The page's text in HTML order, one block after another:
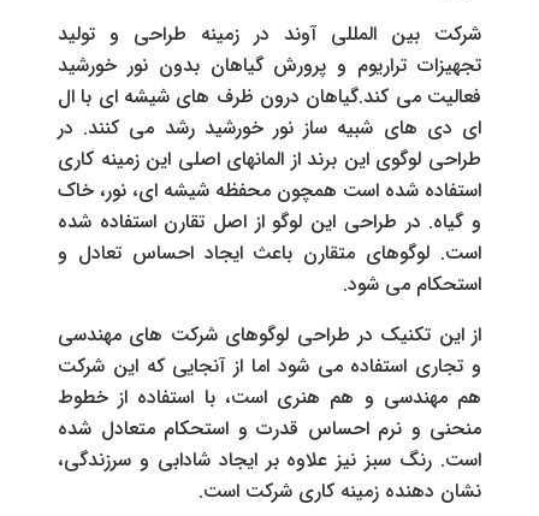
شرکت بین المللی آوند در زمینه طراحی و تولید
تجهیزات تراریوم و پرورش گیاهان بدون نور خورشید
فعالیت می کند.گیاهان درون ظرف های شیشه ای با ال
ای دی های شبیه ساز نور خورشید رشد می کنند. در
طراحی لوگوی این برند از المانهای اصلی این زمینه کاری
استفاده شده است همچون محفظه شیشه ای، نور، خاک
و گیاه. در طراحی این لوگو از اصل تقارن استفاده شده
است. لوگوهای متقارن باعث ایجاد احساس تعادل و
استحکام می شود.
از این تکنیک در طراحی لوگوهای شرکت های مهندسی
و تجاری استفاده می شود اما از آنجایی که این شرکت
هم مهندسی و هم هنری است، با استفاده از خطوط
منحنی و نرم احساس قدرت و استحکام متعادل شده
است. رنگ سبز نیز علاوه بر ایجاد شادابی و سرزندگی،
نشان دهنده زمینه کاری شرکت است.